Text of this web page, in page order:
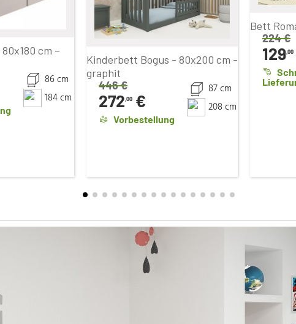
cm –
86 cm
184 cm
Kinderbett Bogus - 80x200 cm -
graphit
446€
272,00 €
Vorbestellung
87 cm
208 cm
Bett
224€
129,00